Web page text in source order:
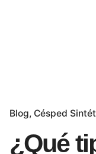
Blog Césped
¿Qué